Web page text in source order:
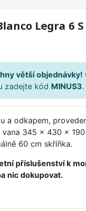
Legra 6
větší objednávky!
zadejte kód MINUS3.
a odkapem,
345 x 430 x
60 cm skříňka.
příslušenství k
nic dokupovat.